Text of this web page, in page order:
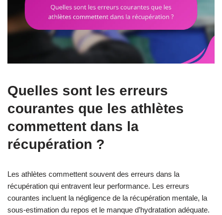
Quelles sont les erreurs
courantes que les athlètes
commettent dans la
récupération ?
Les athlètes commettent souvent des erreurs dans la
récupération qui entravent leur performance. Les erreurs
courantes incluent la négligence de la récupération mentale, la
sous-estimation du repos et le manque d’hydratation adéquate.